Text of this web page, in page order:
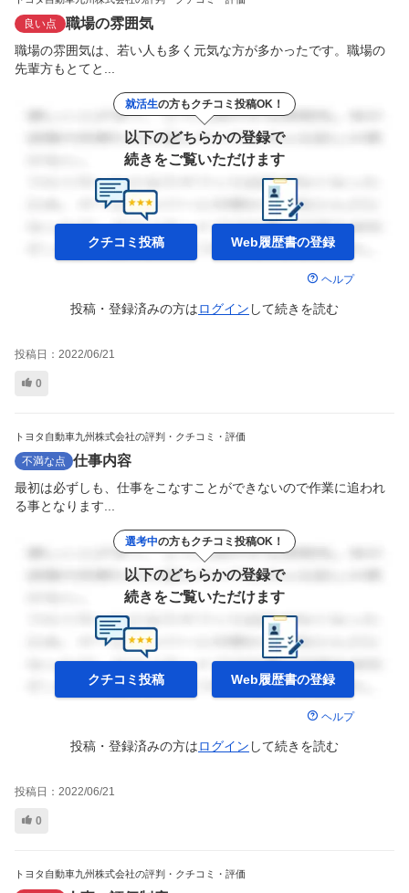
良い点 職場の雰囲気
職場の雰囲気は、若い人も多く元気な方が多かったです。職場の
先輩方もとてと...
就活生の方もクチコミ投稿OK！
以下のどちらかの登録で
続きをご覧いただけます
クチコミ投稿 Web履歴書の登録
ヘルプ
投稿・登録済みの方はログイン して続きを読む
投稿日： 2022/06/21
0
トヨタ自動車九州株式会社の評判・クチコミ・評価
不満な点 仕事内容
最初は必ずしも、仕事をこなすことができないので作業に追われ
る事となります...
選考中の方もクチコミ投稿OK！
以下のどちらかの登録で
続きをご覧いただけます
クチコミ投稿 Web履歴書の登録
ヘルプ
投稿・登録済みの方はログイン して続きを読む
投稿日： 2022/06/21
0
トヨタ自動車九州株式会社の評判・クチコミ・評価